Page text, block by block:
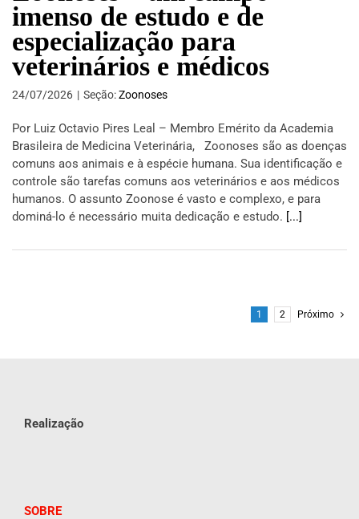
imenso de estudo e de
especialização para
veterinários e médicos
24/07/2026 | Seção:Zoonoses
Por Luiz Octavio Pires Leal – Membro Emérito da Academia
Brasileira de Medicina Veterinária, Zoonoses são as doenças
comuns aos animais e à espécie humana. Sua identificação e
controle são tarefas comuns aos veterinários e aos médicos
humanos. O assunto Zoonose é vasto e complexo, e para
dominá-lo é necessário muita dedicação e estudo. [...]
1 2 Próximo
Realização
SOBRE